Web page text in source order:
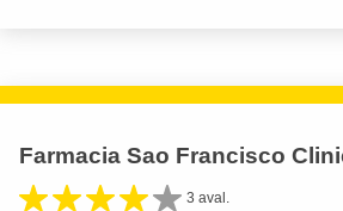
Farmacia Sao Francisco
3 aval.